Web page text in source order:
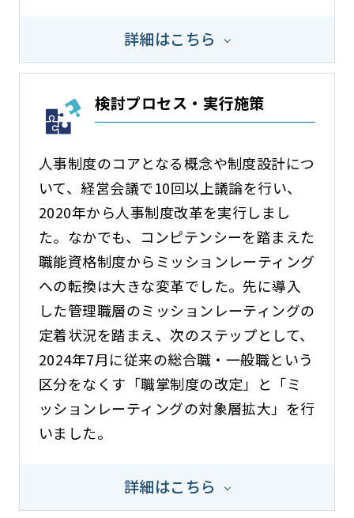
詳細はこちら
検討プロセス・実行施策
人事制度のコアとなる概念や制度設計につ
いて、経営会議で10回以上議論を行い、
2020年から人事制度改革を実行しまし
た。なかでも、コンピテンシーを踏まえた
職能資格制度からミッションレーティング
への転換は大きな変革でした。先に導入
した管理職層のミッションレーティングの
定着状況を踏まえ、次のステップとして、
2024年7月に従来の総合職・一般職という
区分をなくす「職掌制度の改定」と「ミ
ッションレーティングの対象層拡大」を行
いました。
詳細はこちら